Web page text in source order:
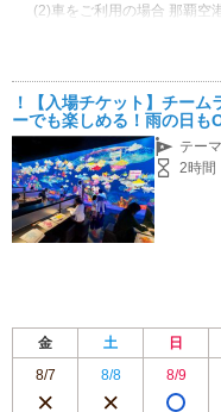
(2)車をご利用の場合 那覇空
営業時間：10:00～20:00 (
！【入場チケット】チー
ーでも楽しめる！雨の日
ンでお得
テー
2時間
金 土 日
8/7
8/8 8/9